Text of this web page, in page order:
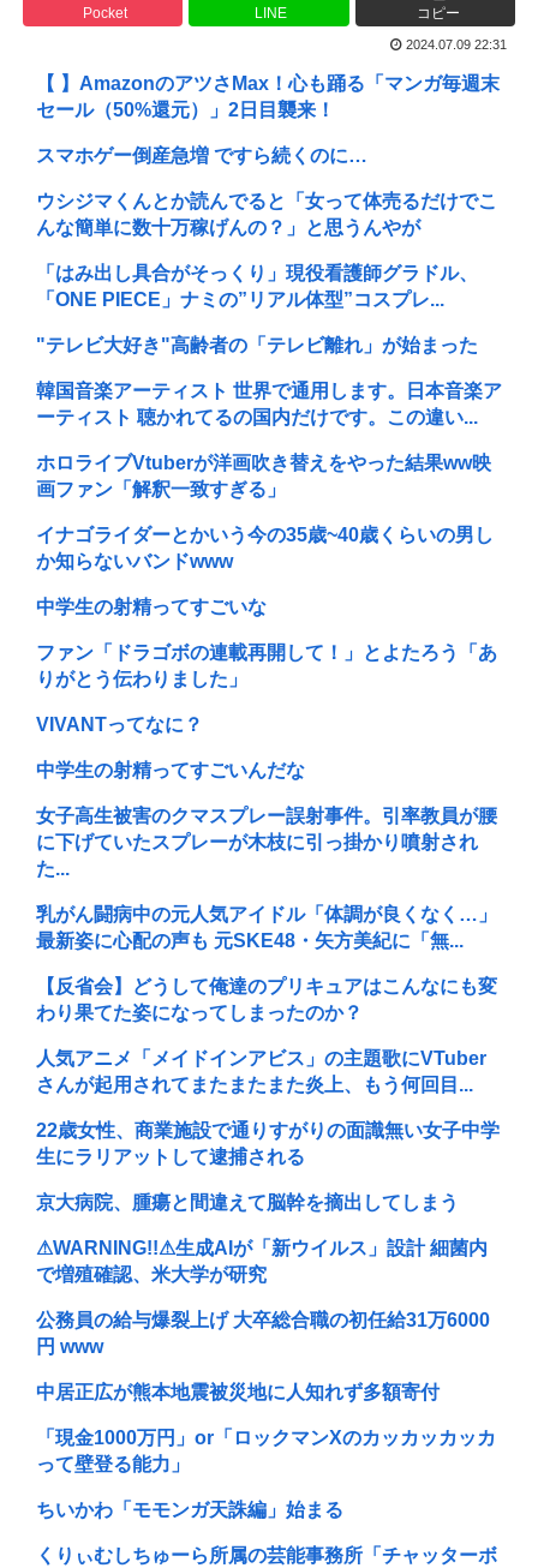
Pocket LINE コピー
2024.07.09 22:31
【 】AmazonのアツさMax！心も踊る「マンガ毎週末
セール（50%還元）」2日目襲来！
スマホゲー倒産急増 ですら続くのに…
ウシジマくんとか読んでると「女って体売るだけでこ
んな簡単に数十万稼げんの？」と思うんやが
「はみ出し具合がそっくり」現役看護師グラドル、
「ONE PIECE」ナミの”リアル体型”コスプレ...
"テレビ大好き"高齢者の「テレビ離れ」が始まった
韓国音楽アーティスト 世界で通用します。日本音楽ア
ーティスト 聴かれてるの国内だけです。この違い...
ホロライブVtuberが洋画吹き替えをやった結果ww映
画ファン「解釈一致すぎる」
イナゴライダーとかいう今の35歳~40歳くらいの男し
か知らないバンドwww
中学生の射精ってすごいな
ファン「ドラゴボの連載再開して！」とよたろう「あ
りがとう伝わりました」
VIVANTってなに？
中学生の射精ってすごいんだな
女子高生被害のクマスプレー誤射事件。引率教員が腰
に下げていたスプレーが木枝に引っ掛かり噴射され
た...
乳がん闘病中の元人気アイドル「体調が良くなく…」
最新姿に心配の声も 元SKE48・矢方美紀に「無...
【反省会】どうして俺達のプリキュアはこんなにも変
わり果てた姿になってしまったのか？
人気アニメ「メイドインアビス」の主題歌にVTuber
さんが起用されてまたまたまた炎上、もう何回目...
22歳女性、商業施設で通りすがりの面識無い女子中学
生にラリアットして逮捕される
京大病院、腫瘍と間違えて脳幹を摘出してしまう
⚠WARNING!!⚠生成AIが「新ウイルス」設計 細菌内
で増殖確認、米大学が研究
公務員の給与爆裂上げ 大卒総合職の初任給31万6000
円 www
中居正広が熊本地震被災地に人知れず多額寄付
「現金1000万円」or「ロックマンXのカッカッカッカ
って壁登る能力」
ちいかわ「モモンガ天誅編」始まる
くりぃむしちゅーら所属の芸能事務所「チャッターボ